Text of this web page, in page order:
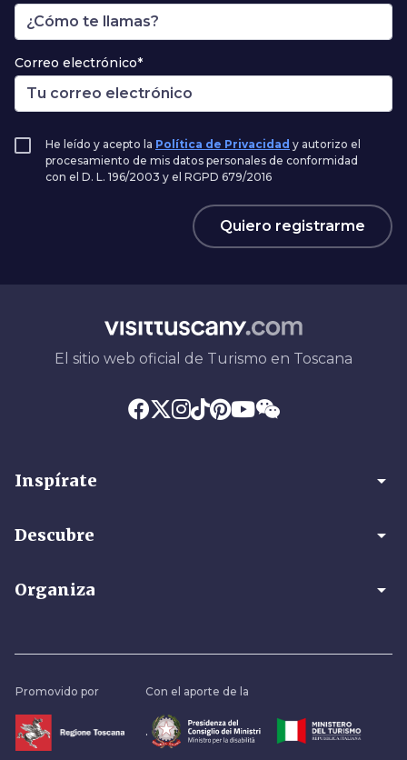
Correo electrónico*
He leído y acepto la Política de Privacidad y autorizo el
procesamiento de mis datos personales de conformidad
con el D. L. 196/2003 y el RGPD 679/2016
Quiero registrarme
El sitio web oficial de Turismo en Toscana
Inspírate arrow_drop_down
Descubre arrow_drop_down
Organiza arrow_drop_down
Promovido por Con el aporte de la
.